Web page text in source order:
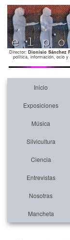
Director: Dionisio Sánchez
política, información, ocio
Inicio
Exposiciones
Música
Silvicultura
Ciencia
Entrevistas
Nosotras
Mancheta